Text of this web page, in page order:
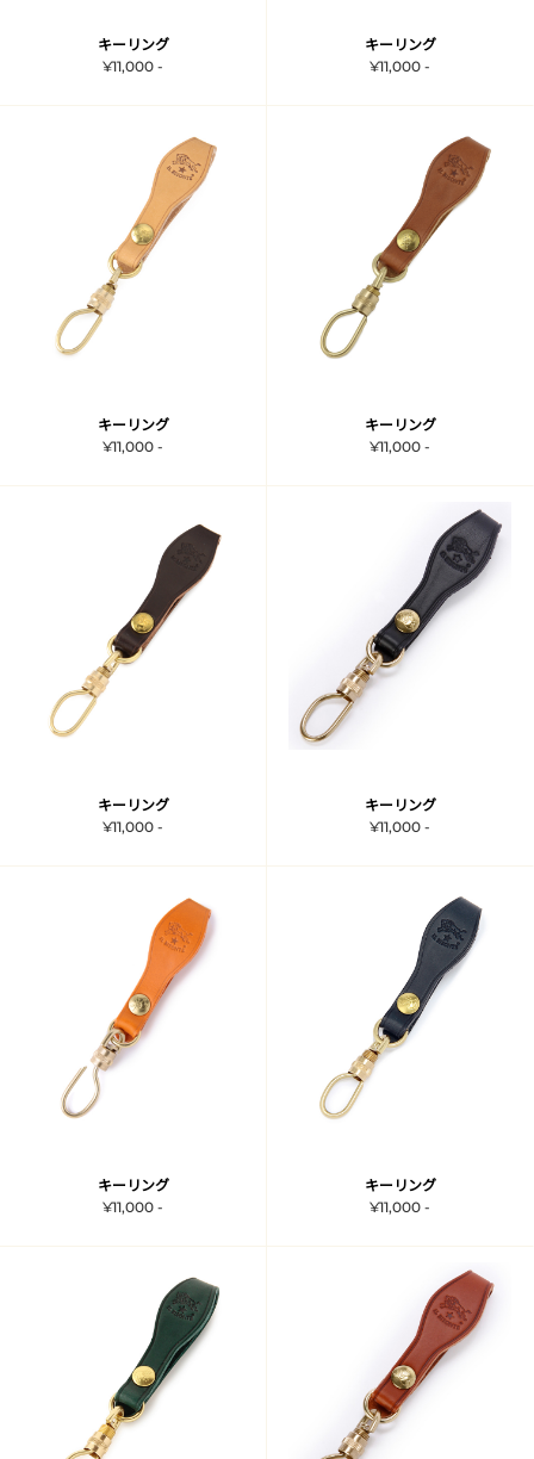
キーリング
¥11,000 -
キーリング
¥11,000 -
キーリング
¥11,000 -
キーリング
¥11,000 -
キーリング
¥11,000 -
キーリング
¥11,000 -
キーリング
¥11,000 -
キーリング
¥11,000 -